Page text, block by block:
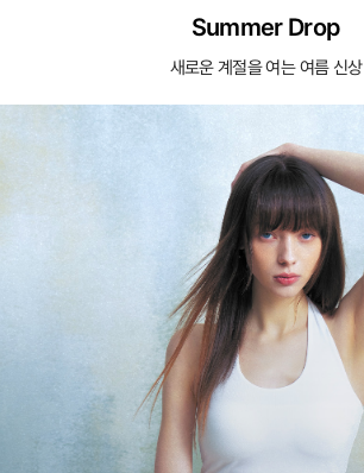
Summer Drop
새로운 계절을 여는 여름 신상